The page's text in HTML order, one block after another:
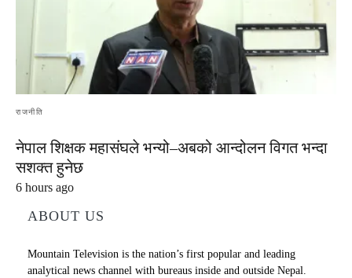
राजनीति
नेपाल शिक्षक महासंघले भन्यो–अबको आन्दोलन विगत भन्दा
सशक्त हुनेछ
6 hours ago
ABOUT US
Mountain Television is the nation’s first popular and leading
analytical news channel with bureaus inside and outside Nepal.